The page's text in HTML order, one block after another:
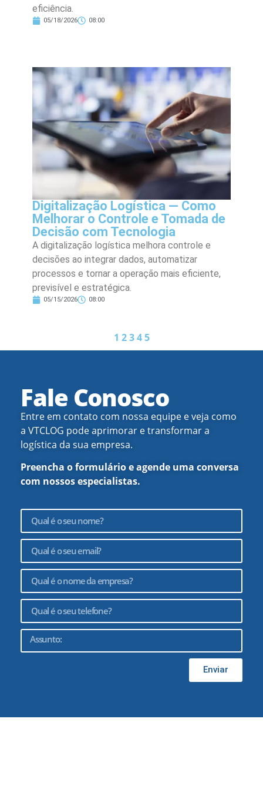
eficiência.
05/18/2026 08:00
Digitalização Logística — Como
Melhorar o Controle e Tomada de
Decisão com Tecnologia
A digitalização logística melhora controle e
decisões ao integrar dados, automatizar
processos e tornar a operação mais eficiente,
previsível e estratégica.
05/15/2026 08:00
1 2 3 4 5
Fale Conosco
Entre em contato com nossa equipe e veja como
a VTCLOG pode aprimorar e transformar a
logística da sua empresa.
Preencha o formulário e agende uma conversa
com nossos especialistas.
Enviar